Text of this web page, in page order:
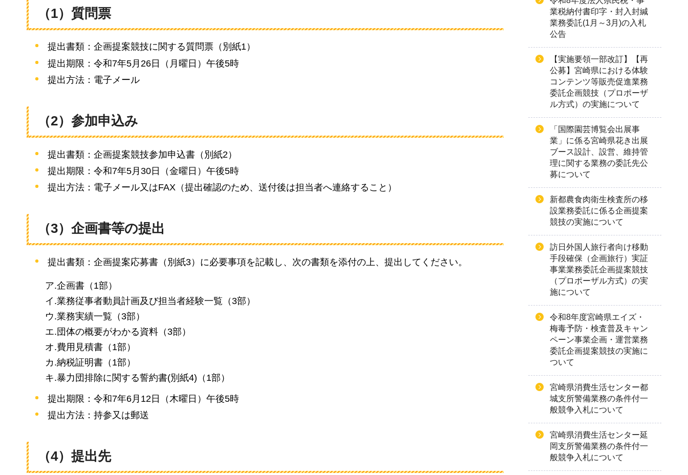
（1）質問票
提出書類：企画提案競技に関する質問票（別紙1）
提出期限：令和7年5月26日（月曜日）午後5時
提出方法：電子メール
（2）参加申込み
提出書類：企画提案競技参加申込書（別紙2）
提出期限：令和7年5月30日（金曜日）午後5時
提出方法：電子メール又はFAX（提出確認のため、送付後は担当者へ連絡すること）
（3）企画書等の提出
提出書類：企画提案応募書（別紙3）に必要事項を記載し、次の書類を添付の上、提出してください。
ア.企画書（1部）
イ.業務従事者動員計画及び担当者経験一覧（3部）
ウ.業務実績一覧（3部）
エ.団体の概要がわかる資料（3部）
オ.費用見積書（1部）
カ.納税証明書（1部）
キ.暴力団排除に関する誓約書(別紙4)（1部）
提出期限：令和7年6月12日（木曜日）午後5時
提出方法：持参又は郵送
（4）提出先
業税納付書印字・封入封緘
業務委託(1月～3月)の入札
公告
【実施要領一部改訂】【再
公募】宮崎県における体験
コンテンツ等販売促進業務
委託企画競技（プロポーザ
ル方式）の実施について
「国際園芸博覧会出展事
業」に係る宮崎県花き出展
ブース設計、設営、維持管
理に関する業務の委託先公
募について
新都農食肉衛生検査所の移
設業務委託に係る企画提案
競技の実施について
訪日外国人旅行者向け移動
手段確保（企画旅行）実証
事業業務委託企画提案競技
（プロポーザル方式）の実
施について
令和8年度宮崎県エイズ・
梅毒予防・検査普及キャン
ペーン事業企画・運営業務
委託企画提案競技の実施に
ついて
宮崎県消費生活センター都
城支所警備業務の条件付一
般競争入札について
宮崎県消費生活センター延
岡支所警備業務の条件付一
般競争入札について